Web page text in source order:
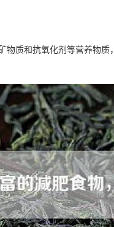
物质和抗氧化剂等营养物